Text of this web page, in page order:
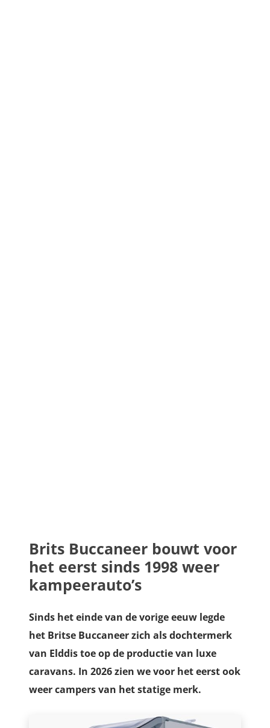
Brits Buccaneer bouwt voor
het eerst sinds 1998 weer
kampeerauto’s
Sinds het einde van de vorige eeuw legde
het Britse Buccaneer zich als dochtermerk
van Elddis toe op de productie van luxe
caravans. In 2026 zien we voor het eerst ook
weer campers van het statige merk.